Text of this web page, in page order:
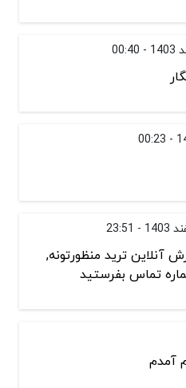
آنلاین ترید منظورتونه,
تماس بفرستید
آمدم